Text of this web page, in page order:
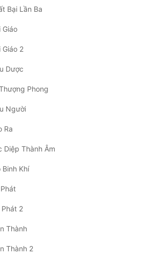
Bại Lần Ba
2
Dược
Phong
Người
Ra
Diệp Thành Âm
Binh Khí
2
Thành
Thành 2